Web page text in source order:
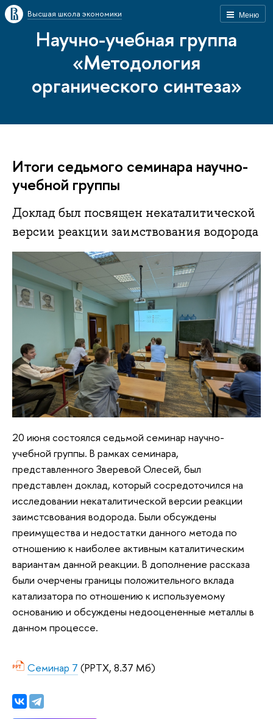
Меню
Высшая школа экономики
Научно-учебная группа
«Методология
органического синтеза»
Итоги седьмого семинара научно-
учебной группы
Доклад был посвящен некаталитической
версии реакции заимствования водорода
20 июня состоялся седьмой семинар научно-
учебной группы. В рамках семинара,
представленного Зверевой Олесей, был
представлен доклад, который сосредоточился на
исследовании некаталитической версии реакции
заимстсвования водорода. Были обсуждены
преимущества и недостатки данного метода по
отношению к наиболее активным каталитическим
вариантам данной реакции. В дополнение рассказа
были очерчены границы положительного вклада
катализатора по отношению к используемому
основанию и обсуждены недооцененные металлы в
данном процессе.
Семинар 7 (PPTX, 8.37 Мб)